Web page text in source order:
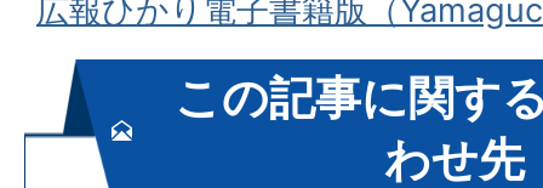
広報ひかり電子書籍版（
この記事に関す
わせ先